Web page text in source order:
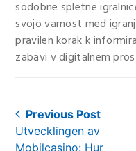
sodobne spletne
svojo varnost med
pravilen korak k
zabavi v digitalnem
Post
navigation
Previous Post
Previous
post:
Utvecklingen av
Mobilcasino: Hur